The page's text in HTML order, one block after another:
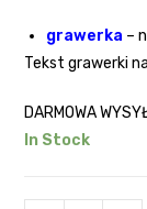
grawerka –
Tekst grawerki
DARMOWA
In Stock